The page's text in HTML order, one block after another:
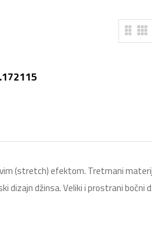
(stretch) efektom. Tretmani
dizajn džinsa. Veliki i prostrani bočni